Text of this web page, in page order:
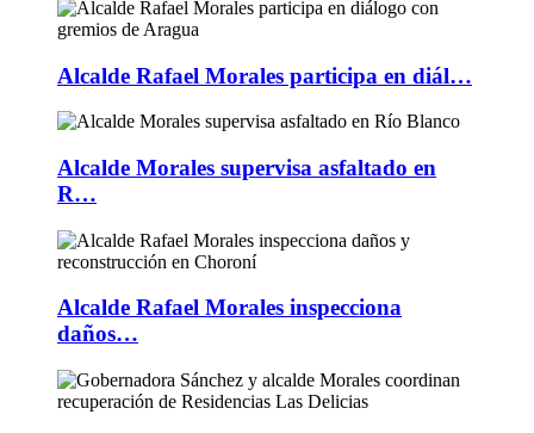
Alcalde Rafael Morales participa en diál…
Alcalde Morales supervisa asfaltado en
R…
Alcalde Rafael Morales inspecciona
daños…